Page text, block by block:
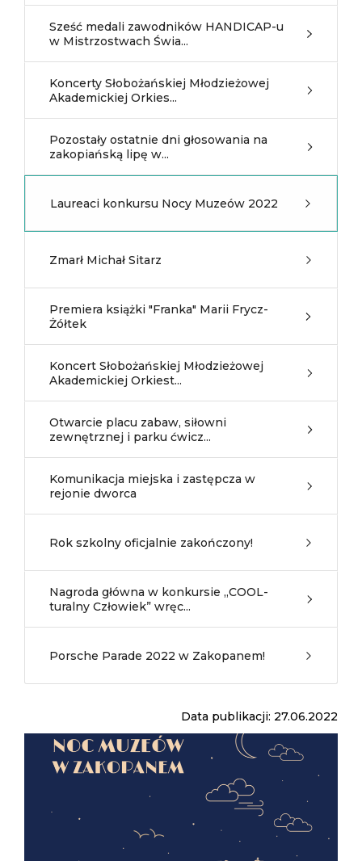
Sześć medali zawodników HANDICAP-u
w Mistrzostwach Świa...
Koncerty Słobożańskiej Młodzieżowej
Akademickiej Orkies...
Pozostały ostatnie dni głosowania na
zakopiańską lipę w...
Laureaci konkursu Nocy Muzeów 2022
Zmarł Michał Sitarz
Premiera książki "Franka" Marii Frycz-
Żółtek
Koncert Słobożańskiej Młodzieżowej
Akademickiej Orkiest...
Otwarcie placu zabaw, siłowni
zewnętrznej i parku ćwicz...
Komunikacja miejska i zastępcza w
rejonie dworca
Rok szkolny oficjalnie zakończony!
Nagroda główna w konkursie „COOL-
turalny Człowiek” wręc...
Porsche Parade 2022 w Zakopanem!
Data publikacji: 27.06.2022